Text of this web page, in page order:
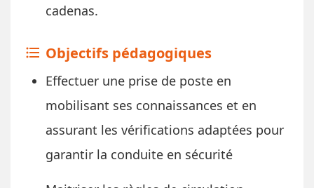
cadenas.
format_list_bulleted Objectifs pédagogiques
Effectuer une prise de poste en
mobilisant ses connaissances et en
assurant les vérifications adaptées pour
garantir la conduite en sécurité